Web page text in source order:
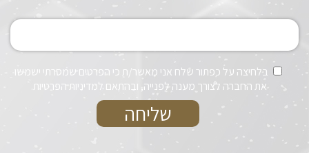
בלחיצה על כפתור שלח אני מאשר/ת כי הפרטים שמסרתי ישמשו
את החברה לצורך מענה לפנייה, ובהתאם למדיניות הפרטיות.